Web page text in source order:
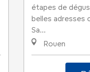
étapes de
belles adresses
Sa...
Rouen